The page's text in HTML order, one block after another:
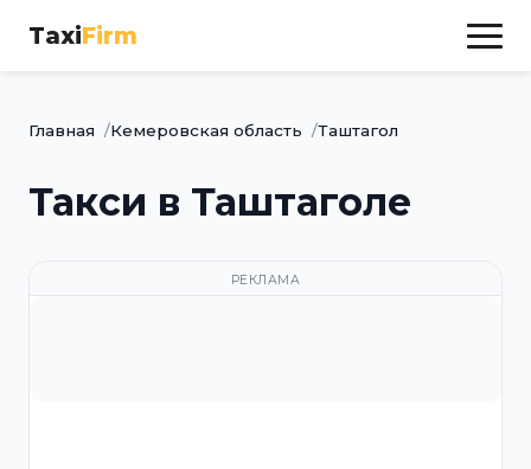
TaxiFirm
Главная Кемеровская область Таштагол
Такси в Таштаголе
РЕКЛАМА